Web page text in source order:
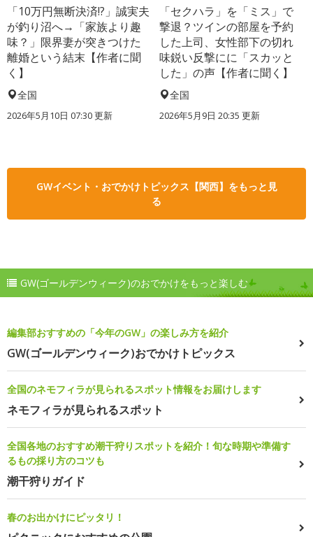
「10万円無断決済!?」誠実夫
が釣り沼へ→「家族より趣
味？」限界妻が突きつけた
離婚という結末【作者に聞
く】
全国
2026年5月10日 07:30 更新
「セクハラ」を「ミス」で
撃退？ツインの部屋を予約
した上司、女性部下の切れ
味鋭い反撃にに「スカッと
した」の声【作者に聞く】
全国
2026年5月9日 20:35 更新
GWイベント・おでかけトピックス【関西】をもっと見
る
GW(ゴールデンウィーク)のおでかけをもっと楽しむ
編集部おすすめの「今年のGW」の楽しみ方を紹介
GW(ゴールデンウィーク)おでかけトピックス
全国のネモフィラが見られるスポット情報をお届けします
ネモフィラが見られるスポット
全国各地のおすすめ潮干狩りスポットを紹介！旬な時期や準備す
るもの採り方のコツも
潮干狩りガイド
春のお出かけにピッタリ！